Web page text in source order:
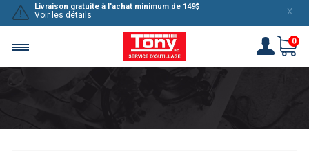
Livraison gratuite à l'achat minimum de 149$
Voir les détails X
0